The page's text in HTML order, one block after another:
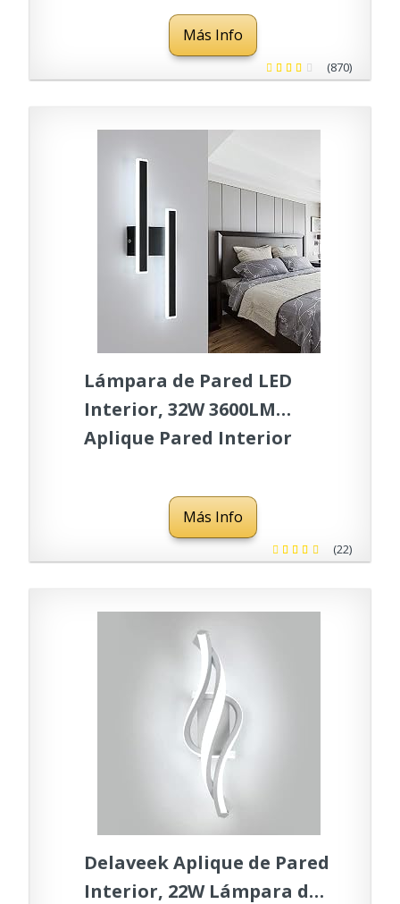
para interiores sala de
estar, pasillo, escaleras,
Luz blanca fría 6500K
Más Info
(870)
Lámpara de Pared LED
Interior, 32W 3600LM
Aplique Pared Interior
Pared Negro Acrílico,
Iluminación de Pared con
Escalera, Blanco Frio 6500K
Más Info
(22)
Delaveek Aplique de Pared
Interior, 22W Lámpara de